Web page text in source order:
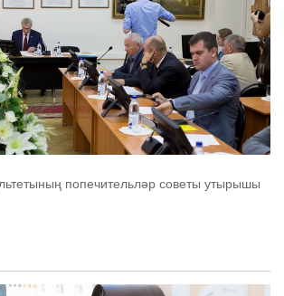
попечительләр советы утырышы